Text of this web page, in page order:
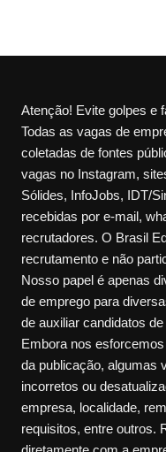
Atenção! Evite golpes e
Todas as vagas de
coletadas de fontes
vagas no Instagram,
Sólides, InfoJobs, IDT/
recebidas por e-mail,
recrutadores. O Brasil
recrutamento e não
Nosso papel é apenas
de emprego para
de auxiliar candidatos
Embora nos
da publicação, algumas
incorretos ou
empresa, localidade,
requisitos, entre outros.